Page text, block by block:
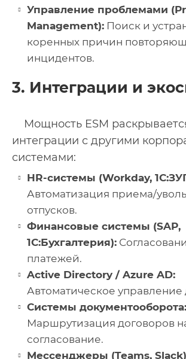
Управление проблемами
Management): Поиск и
коренных причин
инцидентов.
3. Интеграции и
Мощность ESM
интеграции с другими
системами:
HR-системы (Workday,
Автоматизация приема/
отпусков.
Финансовые системы (SAP,
1С:Бухгалтерия):
платежей.
Active Directory / Azure AD:
Автоматическое управление
Системы документооборота:
Маршрутизация договоров
согласование.
Мессенджеры (Teams,